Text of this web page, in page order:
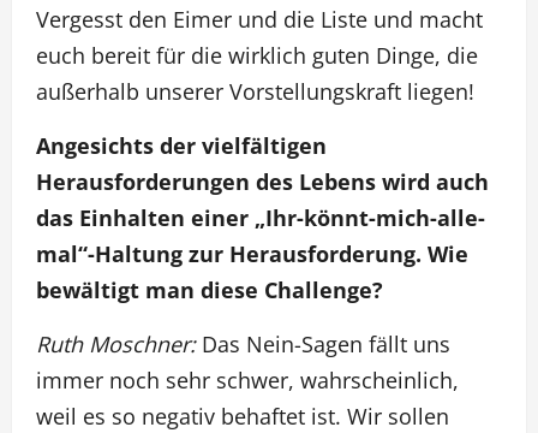
Vergesst den Eimer und die Liste und macht
euch bereit für die wirklich guten Dinge, die
außerhalb unserer Vorstellungskraft liegen!
Angesichts der vielfältigen
Herausforderungen des Lebens wird auch
das Einhalten einer „Ihr-könnt-mich-alle-
mal“-Haltung zur Herausforderung. Wie
bewältigt man diese Challenge?
Ruth Moschner: Das Nein-Sagen fällt uns
immer noch sehr schwer, wahrscheinlich,
weil es so negativ behaftet ist. Wir sollen